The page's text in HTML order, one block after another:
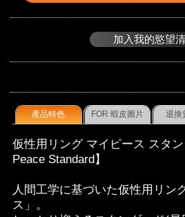
加入我的慾望
產品特色 FOR 蝦皮圖片 退換
仮性用リング マイピース スタ
Peace Standard】
人間工学に基づいた仮性用リン
ス」。